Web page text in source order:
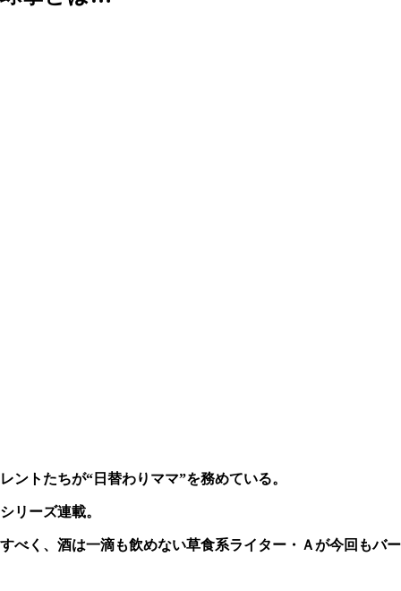
トたちが“日替わりママ”を務めている。
リーズ連載。
べく、酒は一滴も飲めない草食系ライター・Ａが今回もバー